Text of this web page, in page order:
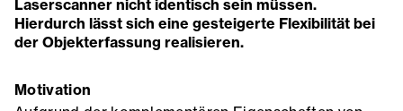
Laserscanner nicht identisch sein müssen.
Hierdurch lässt sich eine gesteigerte Flexibilität bei
der Objekterfassung realisieren.
Motivation